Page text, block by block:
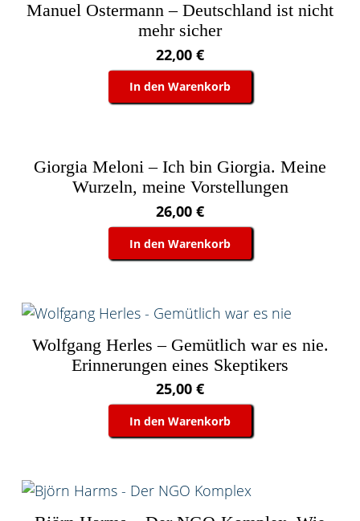
Manuel Ostermann – Deutschland ist nicht
mehr sicher
22,00 €
In den Warenkorb
Giorgia Meloni – Ich bin Giorgia. Meine
Wurzeln, meine Vorstellungen
26,00 €
In den Warenkorb
Wolfgang Herles – Gemütlich war es nie.
Erinnerungen eines Skeptikers
25,00 €
In den Warenkorb